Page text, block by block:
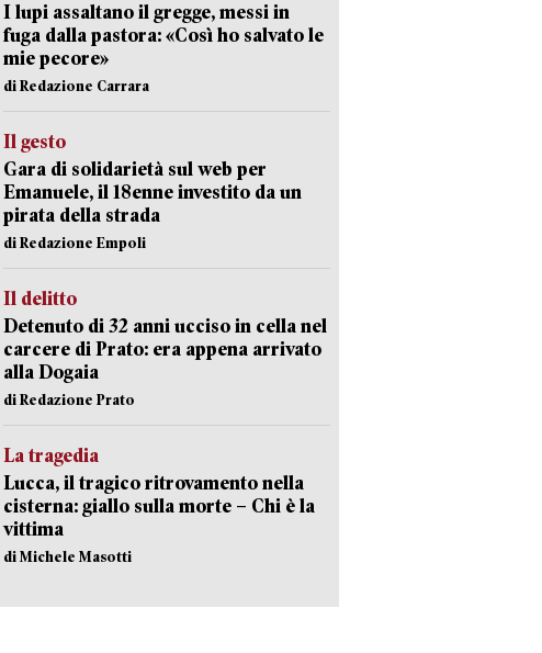
I lupi assaltano il gregge, messi in
fuga dalla pastora: «Così ho salvato le
mie pecore»
di Redazione Carrara
Il gesto
Gara di solidarietà sul web per
Emanuele, il 18enne investito da un
pirata della strada
di Redazione Empoli
Il delitto
Detenuto di 32 anni ucciso in cella nel
carcere di Prato: era appena arrivato
alla Dogaia
di Redazione Prato
La tragedia
Lucca, il tragico ritrovamento nella
cisterna: giallo sulla morte – Chi è la
vittima
di Michele Masotti